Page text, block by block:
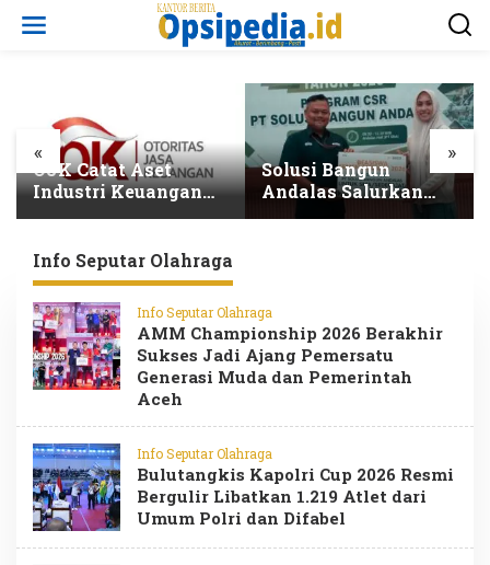
« »
OJK Catat Aset
Industri Keuangan
2025
Solusi Bangun
Andalas Salurkan
Info Seputar Olahraga
Info Seputar Olahraga
AMM Championship 2026 Berakhir
Sukses Jadi Ajang Pemersatu
Generasi Muda dan Pemerintah
Aceh
Info Seputar Olahraga
Bulutangkis Kapolri Cup 2026 Resmi
Bergulir Libatkan 1.219 Atlet dari
Umum Polri dan Difabel